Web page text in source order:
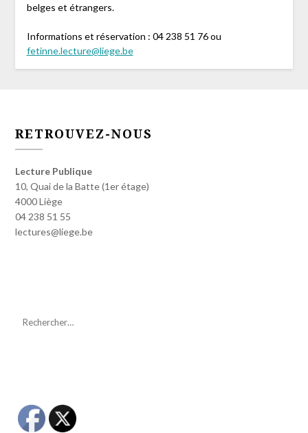
belges et étrangers.
Informations et réservation : 04 238 51 76 ou
fetinne.lecture@liege.be
RETROUVEZ-NOUS
Lecture Publique
10, Quai de la Batte (1er étage)
4000 Liège
04 238 51 55
lectures@liege.be